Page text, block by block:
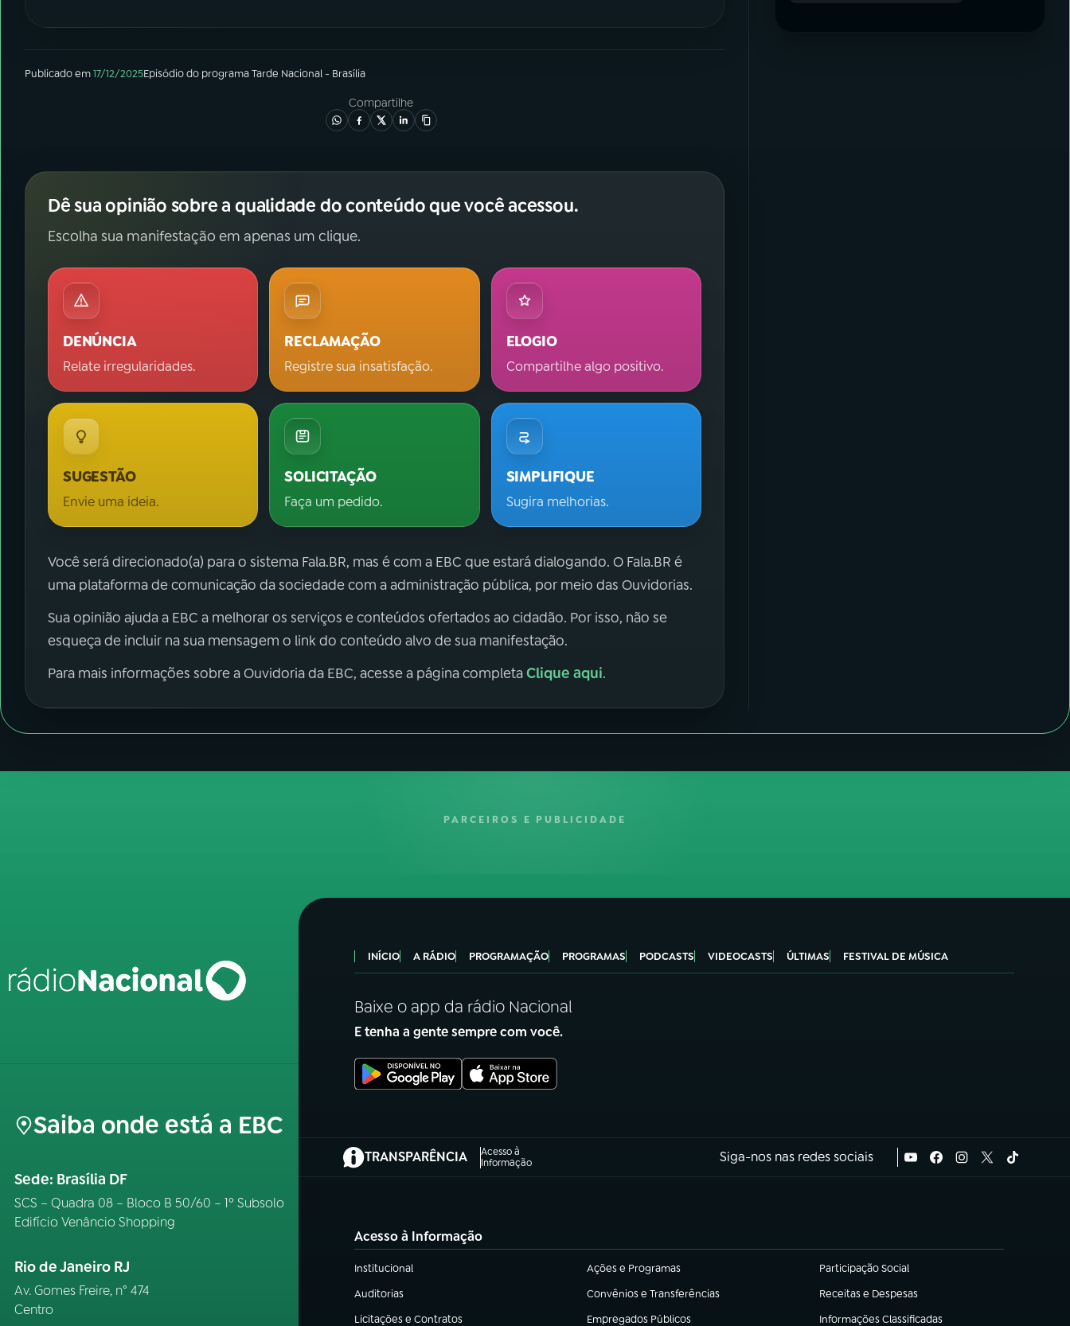
Publicado em17/12/2025Episódiodo programaTarde Nacional - Brasília
Compartilhe
Dê sua opinião sobre a qualidade do conteúdo que você acessou.
Escolha sua manifestação em apenas um clique.
DENÚNCIA
Relate irregularidades.
RECLAMAÇÃO
Registre sua insatisfação.
ELOGIO
Compartilhe algo positivo.
SUGESTÃO
Envie uma ideia.
SOLICITAÇÃO
Faça um pedido.
SIMPLIFIQUE
Sugira melhorias.
Você será direcionado(a) para o sistema Fala.BR, mas é com a EBC que estará dialogando. O Fala.BR é
uma plataforma de comunicação da sociedade com a administração pública, por meio das Ouvidorias.
Sua opinião ajuda a EBC a melhorar os serviços e conteúdos ofertados ao cidadão. Por isso, não se
esqueça de incluir na sua mensagem o link do conteúdo alvo de sua manifestação.
Para mais informações sobre a Ouvidoria da EBC, acesse a página completaClique aqui.
PARCEIROS E PUBLICIDADE
Saiba onde está a EBC
Sede: Brasília DF
SCS – Quadra 08 – Bloco B 50/60 – 1º Subsolo
Edifício Venâncio Shopping
Rio de Janeiro RJ
Av. Gomes Freire, n° 474
Centro
INÍCIO A RÁDIO PROGRAMAÇÃO PROGRAMAS PODCASTS VIDEOCASTS ÚLTIMAS FESTIVAL DE MÚSICA
Baixe o app da rádio Nacional
E tenha a gente sempre com você.
TRANSPARÊNCIA
Acesso à
Informação
(abre em nova aba) Siga-nos nas redes sociais
Acesso à Informação
Institucional
(abre em nova aba) Ações e Programas
(abre em nova aba) Participação Social
(abre em nova aba)
Auditorias
(abre em nova aba) Convênios e Transferências
(abre em nova aba) Receitas e Despesas
(abre em nova aba)
Licitações e Contratos
Empregados Públicos Informações Classificadas